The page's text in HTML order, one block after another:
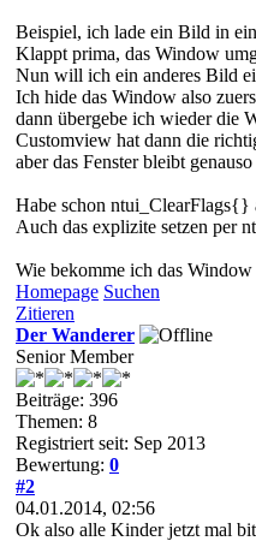
Beispiel, ich lade ein Bild in
Klappt prima, das Window
Nun will ich ein anderes Bild
Ich hide das Window also
dann übergebe ich wieder die
Customview hat dann die
aber das Fenster bleibt
Habe schon ntui_ClearFlags{}
Auch das explizite setzen
Wie bekomme ich das
Homepage Suchen
Zitieren
Der Wanderer
Senior Member
Beiträge: 396
Themen: 8
Registriert seit: Sep 2013
Bewertung: 0
#2
04.01.2014, 02:56
Ok also alle Kinder jetzt mal